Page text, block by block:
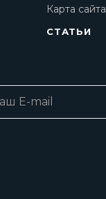
Карта сайта
СТАТЬИ